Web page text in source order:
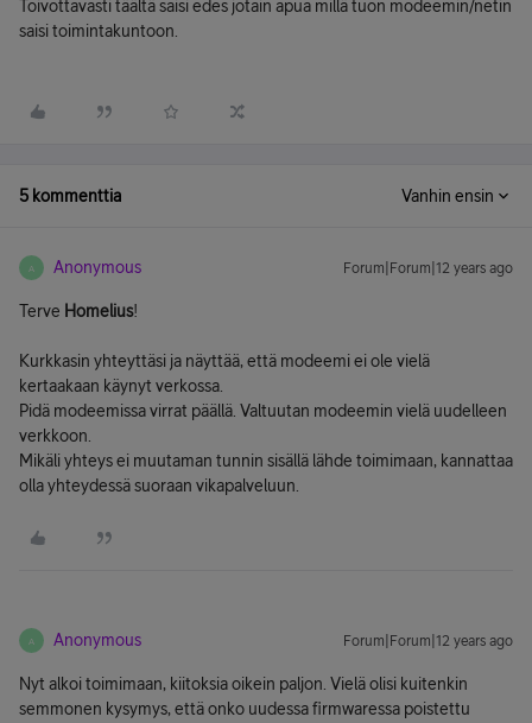
Toivottavasti täältä saisi edes jotain apua millä tuon modeemin/netin
saisi toimintakuntoon.
5 kommenttia Vanhin ensin
A Anonymous Forum|Forum|12 years ago
Terve Homelius!
Kurkkasin yhteyttäsi ja näyttää, että modeemi ei ole vielä
kertaakaan käynyt verkossa.
Pidä modeemissa virrat päällä. Valtuutan modeemin vielä uudelleen
verkkoon.
Mikäli yhteys ei muutaman tunnin sisällä lähde toimimaan, kannattaa
olla yhteydessä suoraan vikapalveluun.
A Anonymous Forum|Forum|12 years ago
Nyt alkoi toimimaan, kiitoksia oikein paljon. Vielä olisi kuitenkin
semmonen kysymys, että onko uudessa firmwaressa poistettu